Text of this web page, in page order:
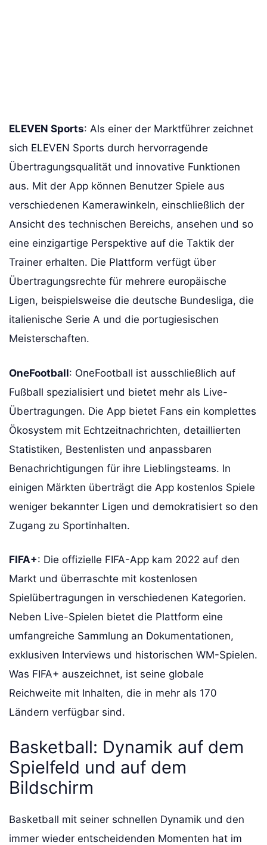
ELEVEN Sports: Als einer der Marktführer zeichnet
sich ELEVEN Sports durch hervorragende
Übertragungsqualität und innovative Funktionen
aus. Mit der App können Benutzer Spiele aus
verschiedenen Kamerawinkeln, einschließlich der
Ansicht des technischen Bereichs, ansehen und so
eine einzigartige Perspektive auf die Taktik der
Trainer erhalten. Die Plattform verfügt über
Übertragungsrechte für mehrere europäische
Ligen, beispielsweise die deutsche Bundesliga, die
italienische Serie A und die portugiesischen
Meisterschaften.
OneFootball: OneFootball ist ausschließlich auf
Fußball spezialisiert und bietet mehr als Live-
Übertragungen. Die App bietet Fans ein komplettes
Ökosystem mit Echtzeitnachrichten, detaillierten
Statistiken, Bestenlisten und anpassbaren
Benachrichtigungen für ihre Lieblingsteams. In
einigen Märkten überträgt die App kostenlos Spiele
weniger bekannter Ligen und demokratisiert so den
Zugang zu Sportinhalten.
FIFA+: Die offizielle FIFA-App kam 2022 auf den
Markt und überraschte mit kostenlosen
Spielübertragungen in verschiedenen Kategorien.
Neben Live-Spielen bietet die Plattform eine
umfangreiche Sammlung an Dokumentationen,
exklusiven Interviews und historischen WM-Spielen.
Was FIFA+ auszeichnet, ist seine globale
Reichweite mit Inhalten, die in mehr als 170
Ländern verfügbar sind.
Basketball: Dynamik auf dem
Spielfeld und auf dem
Bildschirm
Basketball mit seiner schnellen Dynamik und den
immer wieder entscheidenden Momenten hat im